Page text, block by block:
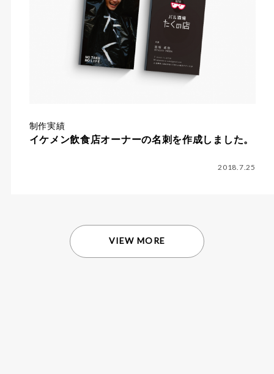
制作実績
イケメン飲食店オーナーの名刺を作成しました。
2018.7.25
VIEW MORE